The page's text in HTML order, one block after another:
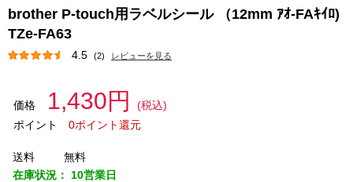
brother P-touch用ラベルシール （12mm ｱｵ-FAｷｲﾛ)
TZe-FA63
4.5 (2) レビューを見る
価格 1,430円
(税込)
ポイント
0ポイント還元
送料
無料
在庫状況： 10営業日